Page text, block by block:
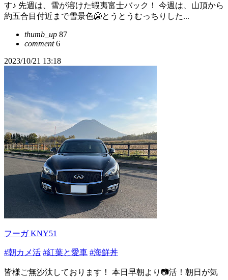
す♪ 先週は、雪が溶けた蝦夷富士バック！ 今週は、山頂から
約五合目付近まで雪景色🥶とうとうむっちりした...
thumb_up 87
comment6
2023/10/21 13:18
フーガ KNY51
#朝カメ活 #紅葉と愛車 #海鮮丼
皆様ご無沙汰しております！ 本日早朝より📷活！朝日が気